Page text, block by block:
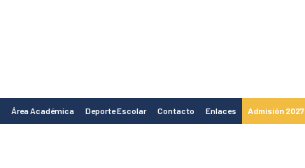
Área Académica Deporte Escolar Contacto Enlaces Admisión 2027